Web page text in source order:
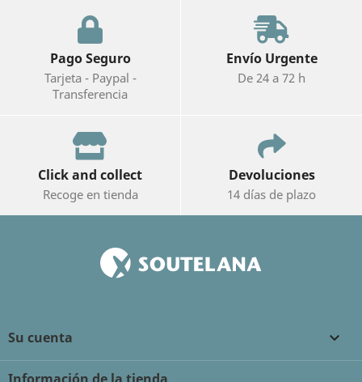
Pago Seguro
Tarjeta - Paypal -
Transferencia
Envío Urgente
De 24 a 72 h
Click and collect
Recoge en tienda
Devoluciones
14 días de plazo
Su cuenta 